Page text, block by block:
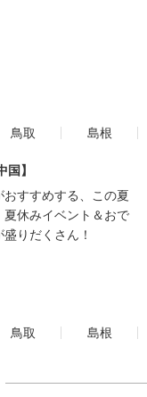
鳥取 島根
】
すすめする、この夏
休みイベント＆おで
りだくさん！
鳥取 島根